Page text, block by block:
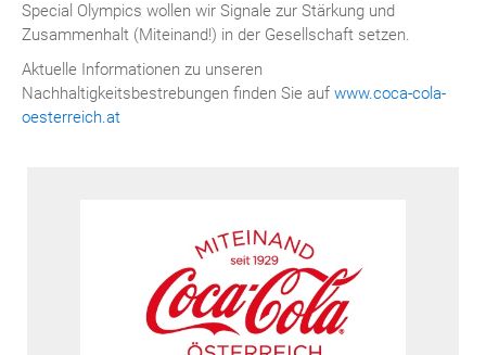
Special Olympics wollen wir Signale zur Stärkung und
Zusammenhalt (Miteinand!) in der Gesellschaft setzen.
Aktuelle Informationen zu unseren
Nachhaltigkeitsbestrebungen finden Sie auf www.coca-cola-
oesterreich.at